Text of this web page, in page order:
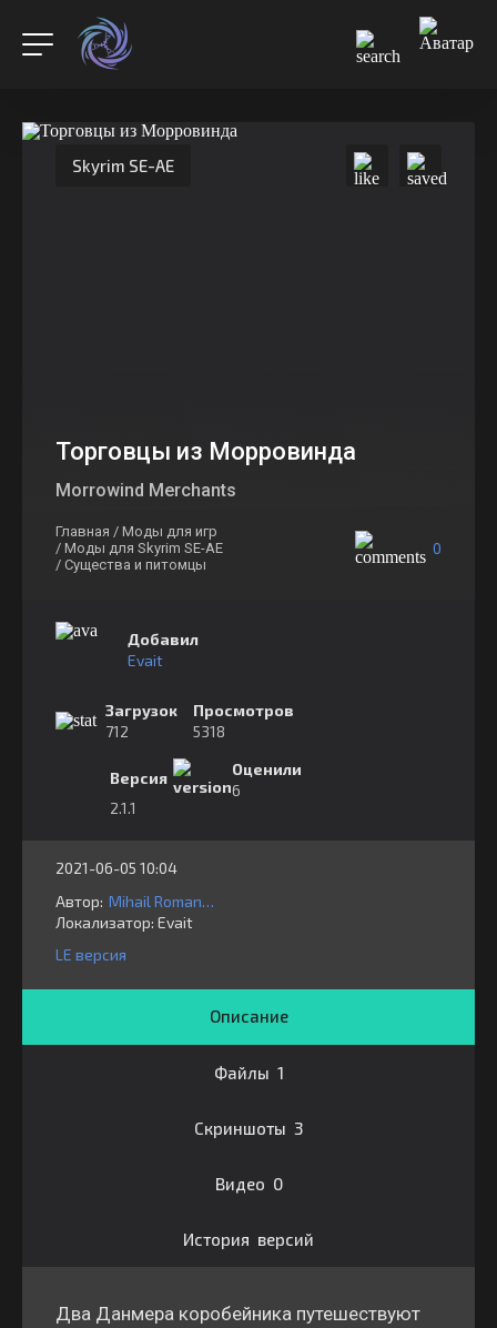
Skyrim SE-AE
Торговцы из Морровинда
Morrowind Merchants
Главная / Моды для игр
/ Моды для Skyrim SE-AE
/ Существа и питомцы
0
Добавил
Evait
Загрузок
712
Просмотров
5318
Версия
2.1.1
Оценили
6
2021-06-05 10:04
Автор:
Mihail Romanov
Локализатор: ⁣⁣⁣Evait
LE версия
Описание
Файлы 1
Скриншоты 3
Видео 0
История версий
Два Данмера коробейника путешествуют